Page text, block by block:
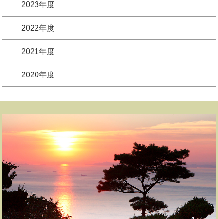
2023年度
2022年度
2021年度
2020年度